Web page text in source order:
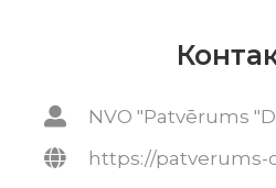
NVO "Patvērums
https://patverums-